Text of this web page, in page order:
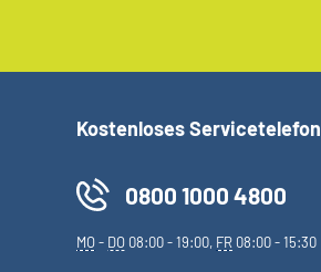
Kostenloses Servicetelefon
0800 1000 4800
MO- DO 08:00 - 19:00, FR 08:00 - 15:30